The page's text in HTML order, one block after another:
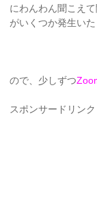
にわんわん聞こえ
がいくつか発生い
ので、少しずつ
スポンサードリンク